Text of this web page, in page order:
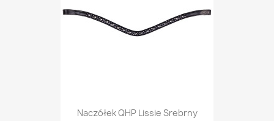
Naczółek QHP Lissie Srebrny